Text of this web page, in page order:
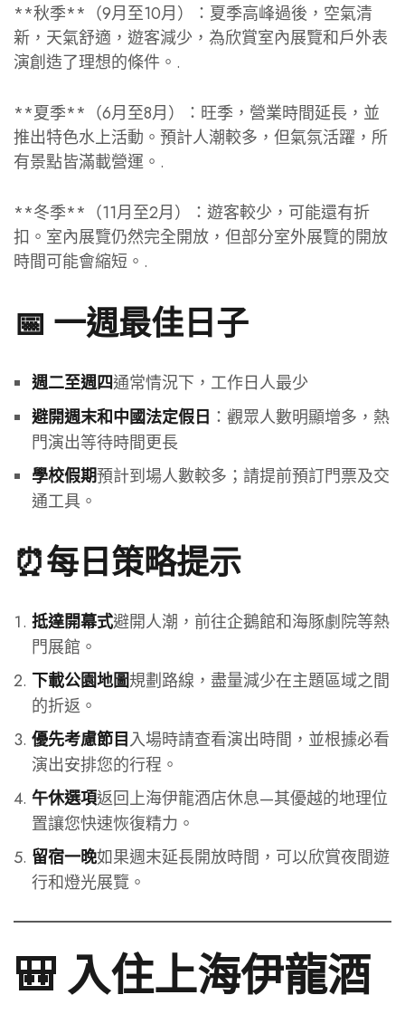
**秋季**（9月至10月）：夏季高峰過後，空氣清
新，天氣舒適，遊客減少，為欣賞室內展覽和戶外表
演創造了理想的條件。.
**夏季**（6月至8月）：旺季，營業時間延長，並
推出特色水上活動。預計人潮較多，但氣氛活躍，所
有景點皆滿載營運。.
**冬季**（11月至2月）：遊客較少，可能還有折
扣。室內展覽仍然完全開放，但部分室外展覽的開放
時間可能會縮短。.
📅 一週最佳日子
週二至週四通常情況下，工作日人最少
避開週末和中國法定假日 ：觀眾人數明顯增多，熱
門演出等待時間更長
學校假期預計到場人數較多；請提前預訂門票及交
通工具。
⏰每日策略提示
抵達開幕式避開人潮，前往企鵝館和海豚劇院等熱
門展館。
下載公園地圖規劃路線，盡量減少在主題區域之間
的折返。
優先考慮節目 入場時請查看演出時間，並根據必看
演出安排您的行程。
午休選項返回上海伊龍酒店休息—其優越的地理位
置讓您快速恢復精力。
留宿一晚如果週末延長開放時間，可以欣賞夜間遊
行和燈光展覽。
🎒 入住上海伊龍酒
Korean
Japanese
German
French